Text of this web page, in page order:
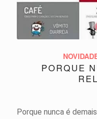
PORQUE
Porque nunca é